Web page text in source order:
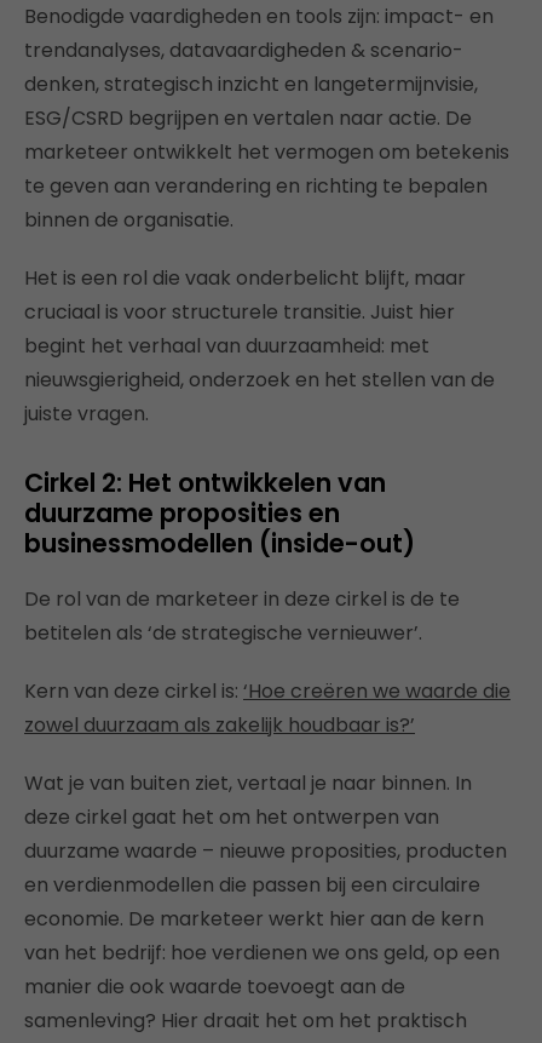
Benodigde vaardigheden en tools zijn: impact- en
trendanalyses, datavaardigheden & scenario-
denken, strategisch inzicht en langetermijnvisie,
ESG/CSRD begrijpen en vertalen naar actie. De
marketeer ontwikkelt het vermogen om betekenis
te geven aan verandering en richting te bepalen
binnen de organisatie.
Het is een rol die vaak onderbelicht blijft, maar
cruciaal is voor structurele transitie. Juist hier
begint het verhaal van duurzaamheid: met
nieuwsgierigheid, onderzoek en het stellen van de
juiste vragen.
Cirkel 2: Het ontwikkelen van
duurzame proposities en
businessmodellen (inside-out)
De rol van de marketeer in deze cirkel is de te
betitelen als ‘de strategische vernieuwer’.
Kern van deze cirkel is: ‘Hoe creëren we waarde die
zowel duurzaam als zakelijk houdbaar is?’
Wat je van buiten ziet, vertaal je naar binnen. In
deze cirkel gaat het om het ontwerpen van
duurzame waarde – nieuwe proposities, producten
en verdienmodellen die passen bij een circulaire
economie. De marketeer werkt hier aan de kern
van het bedrijf: hoe verdienen we ons geld, op een
manier die ook waarde toevoegt aan de
samenleving? Hier draait het om het praktisch